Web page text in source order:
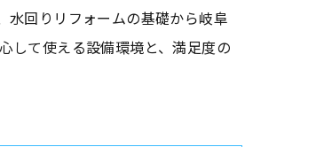
水回りリフォームの基礎から岐阜
して使える設備環境と、満足度の